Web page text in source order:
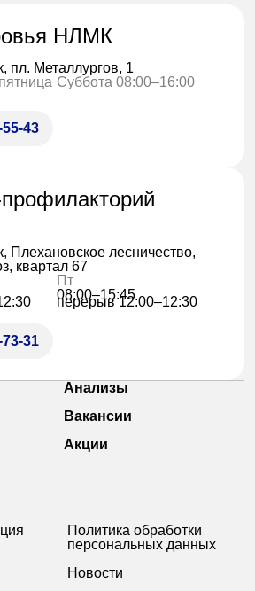
НЛМК
пл. Металлургов, 1
Суббота 08:00–16:00
55-43
Плехановское лесничество,
квартал 67
Пт
08:00–15:45
перерыв 12:00–12:30
73-31
Анализы
Вакансии
Акции
Политика обработки
персональных данных
Новости